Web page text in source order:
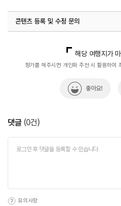
콘텐츠 등록 및 수정 문의
해당 여행지가
평가를 해주시면 개인화 추천 시 활용하여
좋아요!
댓글 (0건)
유의사항